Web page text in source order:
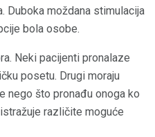
Duboka moždana stimulacija
bola osobe.
Neki pacijenti pronalaze
posetu. Drugi moraju
nego što pronađu onoga ko
različite moguće